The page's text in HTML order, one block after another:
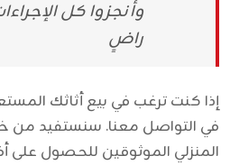
وأنجزوا كل
راضٍ
إذا كنت ترغب في بيع أثاثك
في التواصل معنا. سنستفيد من
المنزلي الموثوقين للحصول على